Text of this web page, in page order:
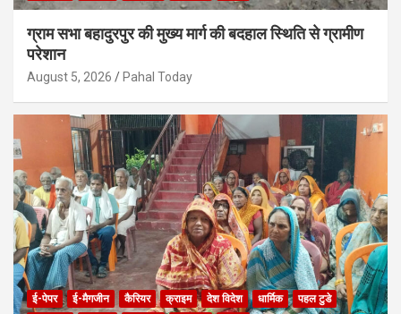
ग्राम सभा बहादुरपुर की मुख्य मार्ग की बदहाल स्थिति से ग्रामीण
परेशान
August 5, 2026 Pahal Today
ई-पेपर ई-मैगजीन कैरियर क्राइम देश विदेश धार्मिक पहल टुडे